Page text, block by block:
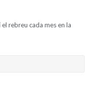
rebreu cada mes en la